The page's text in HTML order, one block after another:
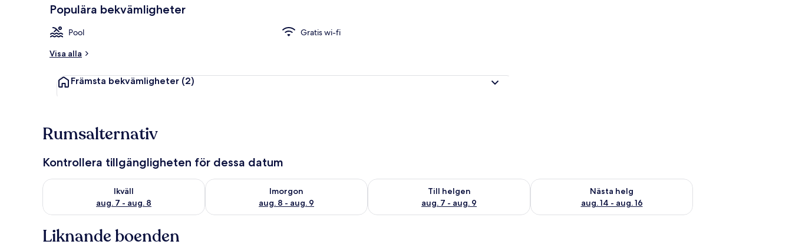
Populära bekvämligheter
Pool
Gratis wi-fi
Visa alla
Främsta bekvämligheter (2)
Rumsalternativ
Kontrollera tillgängligheten för dessa datum
Ikväll
aug. 7 - aug. 8
Kontrollera tillgängligheten för ikväll aug. 7 - aug. 8
Imorgon
aug. 8 - aug. 9
Kontrollera tillgängligheten för imorgon aug. 8 - aug. 9
Till helgen
aug. 7 - aug. 9
Kontrollera tillgängligheten för den här helgen aug. 7 - aug. 9
Nästa helg
aug. 14 - aug. 16
Kontrollera tillgängligheten för nästa helg aug. 14 - aug. 16
Liknande boenden